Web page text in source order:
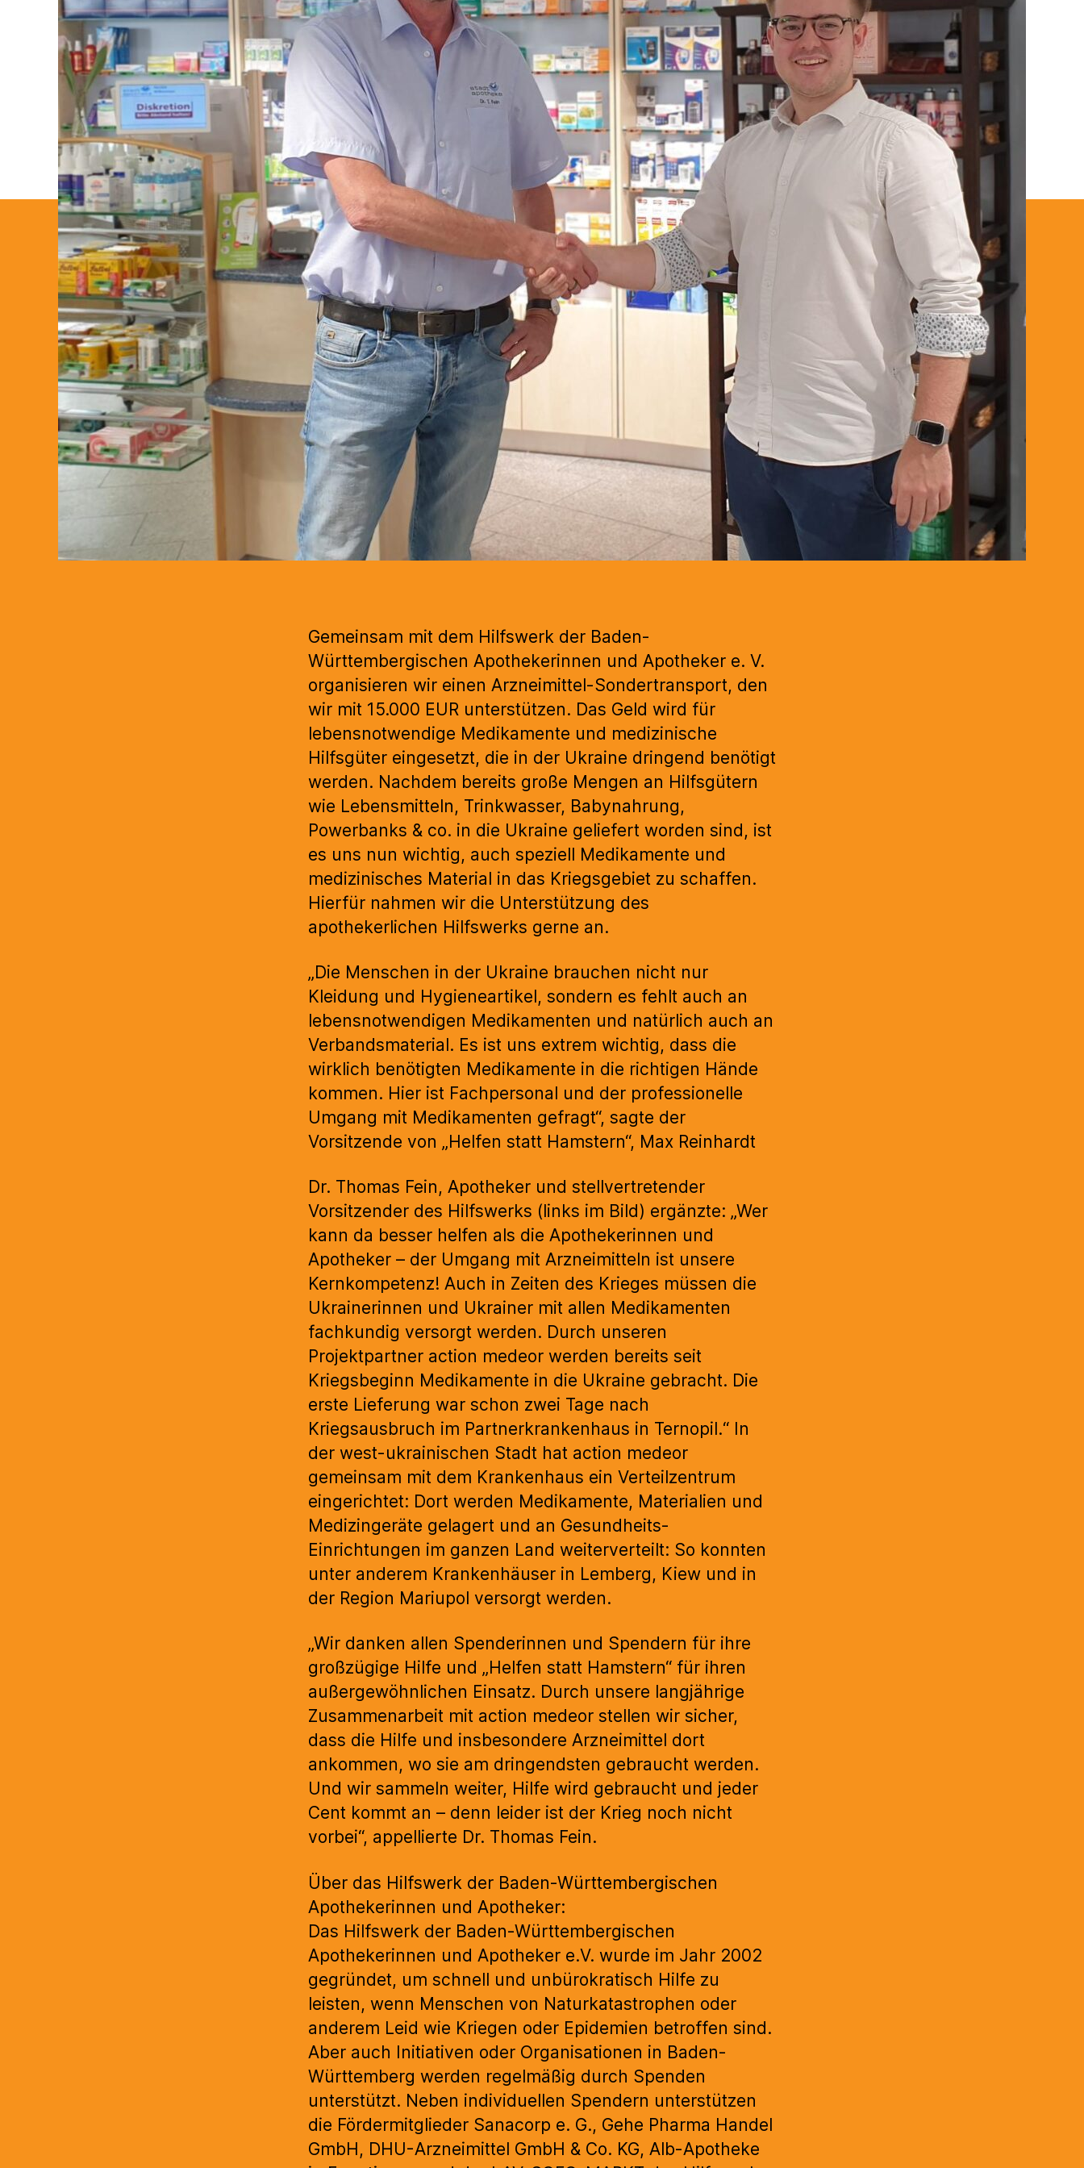
Gemeinsam mit dem Hilfswerk der Baden-
Württembergischen Apothekerinnen und Apotheker e. V.
organisieren wir einen Arzneimittel-Sondertransport, den
wir mit 15.000 EUR unterstützen. Das Geld wird für
lebensnotwendige Medikamente und medizinische
Hilfsgüter eingesetzt, die in der Ukraine dringend benötigt
werden. Nachdem bereits große Mengen an Hilfsgütern
wie Lebensmitteln, Trinkwasser, Babynahrung,
Powerbanks & co. in die Ukraine geliefert worden sind, ist
es uns nun wichtig, auch speziell Medikamente und
medizinisches Material in das Kriegsgebiet zu schaffen.
Hierfür nahmen wir die Unterstützung des
apothekerlichen Hilfswerks gerne an.
„Die Menschen in der Ukraine brauchen nicht nur
Kleidung und Hygieneartikel, sondern es fehlt auch an
lebensnotwendigen Medikamenten und natürlich auch an
Verbandsmaterial. Es ist uns extrem wichtig, dass die
wirklich benötigten Medikamente in die richtigen Hände
kommen. Hier ist Fachpersonal und der professionelle
Umgang mit Medikamenten gefragt“, sagte der
Vorsitzende von „Helfen statt Hamstern“, Max Reinhardt
Dr. Thomas Fein, Apotheker und stellvertretender
Vorsitzender des Hilfswerks (links im Bild) ergänzte: „Wer
kann da besser helfen als die Apothekerinnen und
Apotheker – der Umgang mit Arzneimitteln ist unsere
Kernkompetenz! Auch in Zeiten des Krieges müssen die
Ukrainerinnen und Ukrainer mit allen Medikamenten
fachkundig versorgt werden. Durch unseren
Projektpartner action medeor werden bereits seit
Kriegsbeginn Medikamente in die Ukraine gebracht. Die
erste Lieferung war schon zwei Tage nach
Kriegsausbruch im Partnerkrankenhaus in Ternopil.“ In
der west-ukrainischen Stadt hat action medeor
gemeinsam mit dem Krankenhaus ein Verteilzentrum
eingerichtet: Dort werden Medikamente, Materialien und
Medizingeräte gelagert und an Gesundheits-
Einrichtungen im ganzen Land weiterverteilt: So konnten
unter anderem Krankenhäuser in Lemberg, Kiew und in
der Region Mariupol versorgt werden.
„Wir danken allen Spenderinnen und Spendern für ihre
großzügige Hilfe und „Helfen statt Hamstern“ für ihren
außergewöhnlichen Einsatz. Durch unsere langjährige
Zusammenarbeit mit action medeor stellen wir sicher,
dass die Hilfe und insbesondere Arzneimittel dort
ankommen, wo sie am dringendsten gebraucht werden.
Und wir sammeln weiter, Hilfe wird gebraucht und jeder
Cent kommt an – denn leider ist der Krieg noch nicht
vorbei“, appellierte Dr. Thomas Fein.
Über das Hilfswerk der Baden-Württembergischen
Apothekerinnen und Apotheker:
Das Hilfswerk der Baden-Württembergischen
Apothekerinnen und Apotheker e.V. wurde im Jahr 2002
gegründet, um schnell und unbürokratisch Hilfe zu
leisten, wenn Menschen von Naturkatastrophen oder
anderem Leid wie Kriegen oder Epidemien betroffen sind.
Aber auch Initiativen oder Organisationen in Baden-
Württemberg werden regelmäßig durch Spenden
unterstützt. Neben individuellen Spendern unterstützen
die Fördermitglieder Sanacorp e. G., Gehe Pharma Handel
GmbH, DHU-Arzneimittel GmbH & Co. KG, Alb-Apotheke